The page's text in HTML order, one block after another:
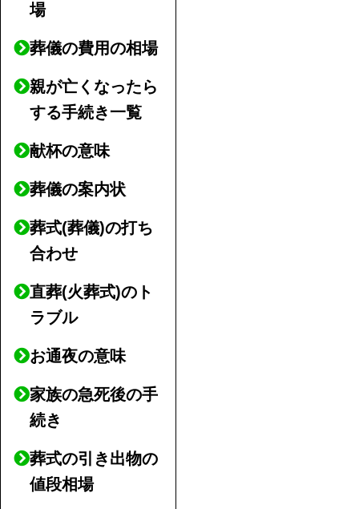
場
葬儀の費用の相場
親が亡くなったら
する手続き一覧
献杯の意味
葬儀の案内状
葬式(葬儀)の打ち
合わせ
直葬(火葬式)のト
ラブル
お通夜の意味
家族の急死後の手
続き
葬式の引き出物の
値段相場